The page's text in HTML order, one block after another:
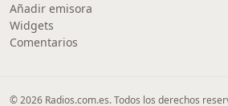
Añadir emisora
Widgets
Comentarios
© 2026 Radios.com.es. Todos los derechos